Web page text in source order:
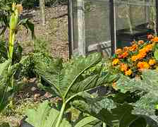
Zelf mede maken
Gratis zaalkalender
Gratis wildplukken kalender